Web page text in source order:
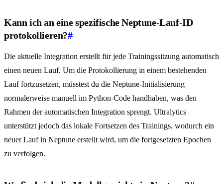
Kann ich an eine spezifische Neptune-Lauf-ID
protokollieren?#
Die aktuelle Integration erstellt für jede Trainingssitzung automatisch
einen neuen Lauf. Um die Protokollierung in einem bestehenden
Lauf fortzusetzen, müsstest du die Neptune-Initialisierung
normalerweise manuell im Python-Code handhaben, was den
Rahmen der automatischen Integration sprengt. Ultralytics
unterstützt jedoch das lokale Fortsetzen des Trainings, wodurch ein
neuer Lauf in Neptune erstellt wird, um die fortgesetzten Epochen
zu verfolgen.